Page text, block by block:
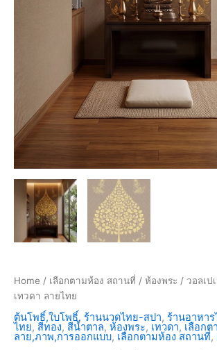
Home / เลือกตามห้อง สถานที่ / ห้องพระ / วอลเป
เทวดา ลายไทย
ต้นโพธิ์,ใบโพธิ์, ร้านนวดไทย-สปา, ร้านอาหาร
ไทย, สีทอง, สีน้ำตาล, ห้องพระ, เทวดา, เลือกต
ลาย,ภาพ,การออกแบบ, เลือกตามห้อง สถานที่,